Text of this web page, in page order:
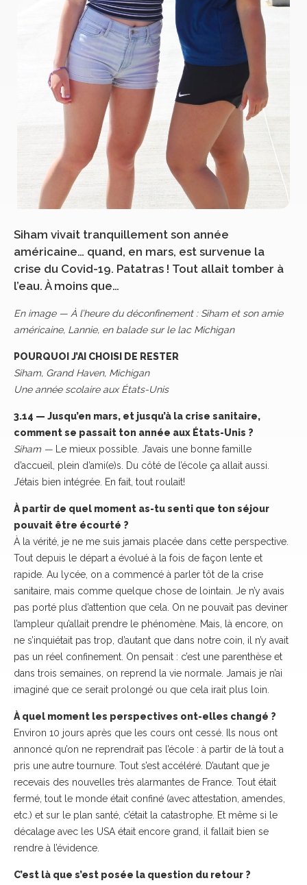
Siham vivait tranquillement son année
américaine… quand, en mars, est survenue la
crise du Covid-19. Patatras ! Tout allait tomber à
l’eau. À moins que…
En image — À l’heure du déconfinement : Siham et son amie
américaine, Lannie, en balade sur le lac Michigan
POURQUOI J’AI CHOISI DE RESTER
Siham, Grand Haven, Michigan
Une année scolaire aux États-Unis
3.14 — Jusqu’en mars, et jusqu’à la crise sanitaire,
comment se passait ton année aux États-Unis ?
Siham — Le mieux possible. J’avais une bonne famille
d’accueil, plein d’ami(e)s. Du côté de l’école ça allait aussi.
J’étais bien intégrée. En fait, tout roulait!
À partir de quel moment as-tu senti que ton séjour
pouvait être écourté ?
À la vérité, je ne me suis jamais placée dans cette perspective.
Tout depuis le départ a évolué à la fois de façon lente et
rapide. Au lycée, on a commencé à parler tôt de la crise
sanitaire, mais comme quelque chose de lointain. Je n’y avais
pas porté plus d’attention que cela. On ne pouvait pas deviner
l’ampleur qu’allait prendre le phénomène. Mais, là encore, on
ne s’inquiétait pas trop, d’autant que dans notre coin, il n’y avait
pas un réel confinement. On pensait : c’est une parenthèse et
dans trois semaines, on reprend la vie normale. Jamais je n’ai
imaginé que ce serait prolongé ou que cela irait plus loin.
À quel moment les perspectives ont-elles changé ?
Environ 10 jours après que les cours ont cessé. Ils nous ont
annoncé qu’on ne reprendrait pas l’école : à partir de là tout a
pris une autre tournure. Tout s’est accéléré. D’autant que je
recevais des nouvelles très alarmantes de France. Tout était
fermé, tout le monde était confiné (avec attestation, amendes,
etc.) et sur le plan santé, c’était la catastrophe. Et même si le
décalage avec les USA était encore grand, il fallait bien se
rendre à l’évidence.
C’est là que s’est posée la question du retour ?